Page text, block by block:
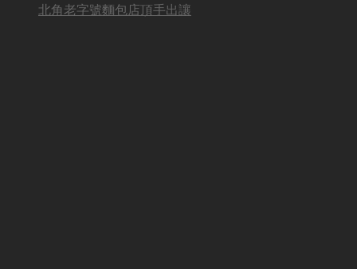
北角老字號麵包店頂手出讓